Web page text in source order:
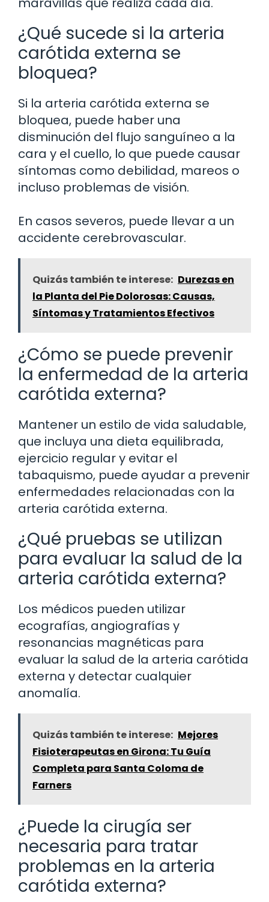
¿Qué sucede si la arteria
carótida externa se
bloquea?
Si la arteria carótida externa se
bloquea, puede haber una
disminución del flujo sanguíneo a la
cara y el cuello, lo que puede causar
síntomas como debilidad, mareos o
incluso problemas de visión.
En casos severos, puede llevar a un
accidente cerebrovascular.
Quizás también te interese: Durezas en
la Planta del Pie Dolorosas: Causas,
Síntomas y Tratamientos Efectivos
¿Cómo se puede prevenir
la enfermedad de la arteria
carótida externa?
Mantener un estilo de vida saludable,
que incluya una dieta equilibrada,
ejercicio regular y evitar el
tabaquismo, puede ayudar a prevenir
enfermedades relacionadas con la
arteria carótida externa.
¿Qué pruebas se utilizan
para evaluar la salud de la
arteria carótida externa?
Los médicos pueden utilizar
ecografías, angiografías y
resonancias magnéticas para
evaluar la salud de la arteria carótida
externa y detectar cualquier
anomalía.
Quizás también te interese: Mejores
Fisioterapeutas en Girona: Tu Guía
Completa para Santa Coloma de
Farners
¿Puede la cirugía ser
necesaria para tratar
problemas en la arteria
carótida externa?